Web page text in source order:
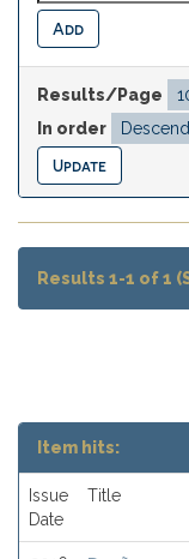
Results/Page
In order
Results 1-1 of 1
Item hits:
Issue
Date
Title